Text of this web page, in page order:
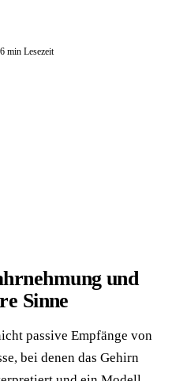
min Lesezeit
und
Sinne
passive Empfänge von
bei denen das Gehirn